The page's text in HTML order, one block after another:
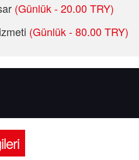
(Günlük - 20.00 TRY)
(Günlük - 80.00 TRY)